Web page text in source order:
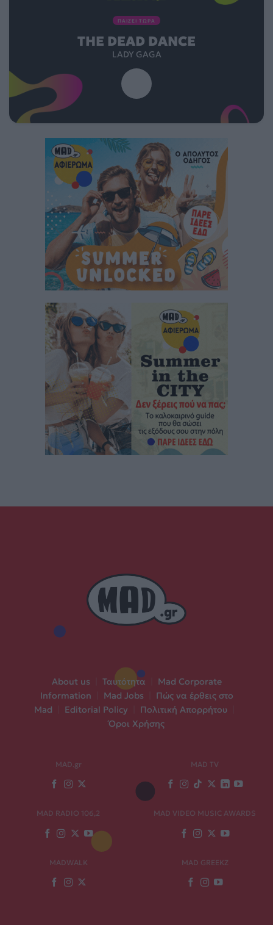
ΠΑΙΖΕΙ ΤΩΡΑ
THE DEAD DANCE
LADY GAGA
About us Ταυτότητα
Mad Corporate
Information
Mad Jobs
Πώς να έρθεις στο
Mad
Editorial Policy Πολιτική Απορρήτου
Όροι Χρήσης
MAD.gr MAD TV
MAD RADIO 106,2 MAD VIDEO MUSIC AWARDS
MADWALK MAD GREEKZ